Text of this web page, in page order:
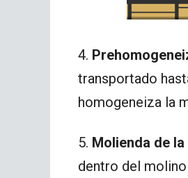
4.
transportado
homogeneiza la
5. Molienda de
dentro del